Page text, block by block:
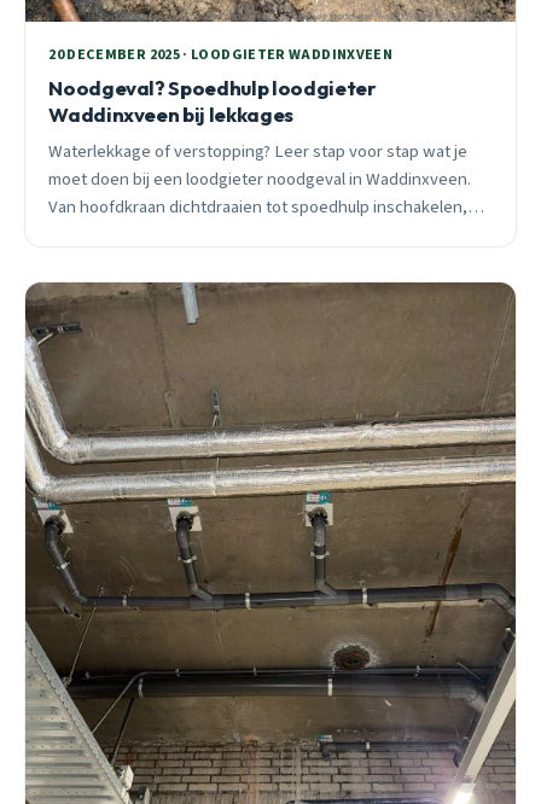
20 DECEMBER 2025 · LOODGIETER WADDINXVEEN
Noodgeval? Spoedhulp loodgieter
Waddinxveen bij lekkages
Waterlekkage of verstopping? Leer stap voor stap wat je
moet doen bij een loodgieter noodgeval in Waddinxveen.
Van hoofdkraan dichtdraaien tot spoedhulp inschakelen,